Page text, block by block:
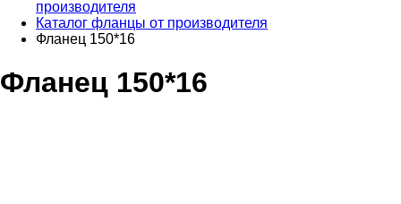
производителя
Каталог фланцы от производителя
Фланец 150*16
Фланец 150*16